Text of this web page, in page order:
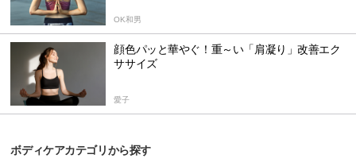
OK和男
顔色パッと華やぐ！重～い「肩凝り」改善エク
ササイズ
愛子
ボディケアカテゴリから探す